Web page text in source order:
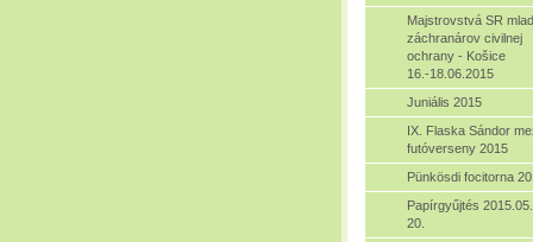
Majstrovstvá SR
záchranárov civilnej
ochrany - Košice
16.-18.06.2015
Juniális 2015
IX. Flaska Sándor
futóverseny 2015
Pünkösdi focitorna
Papírgyűjtés
20.